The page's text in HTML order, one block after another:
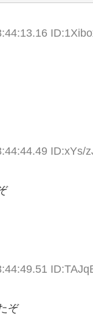
ID:xYs/
ぞ